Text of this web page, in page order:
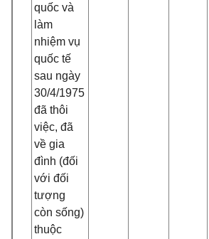
quốc và
làm
nhiệm vụ
quốc tế
sau ngày
30/4/1975
đã thôi
việc, đã
về gia
đình (đối
với đối
tượng
còn sống)
thuộc